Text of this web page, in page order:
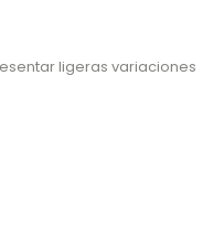
ligeras variaciones